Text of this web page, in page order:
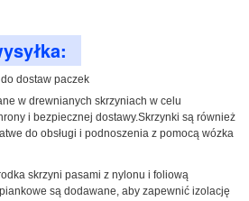
dostaw paczek
w drewnianych skrzyniach w celu
i bezpiecznej dostawy.Skrzynki są również
do obsługi i podnoszenia z pomocą wózka
skrzyni pasami z nylonu i foliową
są dodawane, aby zapewnić izolację